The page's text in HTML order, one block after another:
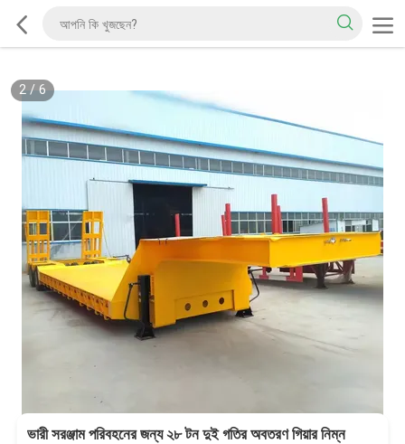
2/ 6
ভারী সরঞ্জাম পরিবহনের জন্য ২৮ টন দুই গতির অবতরণ গিয়ার নিম্ন